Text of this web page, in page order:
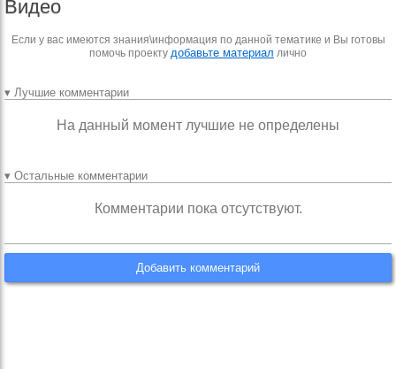
Видео
Если у вас имеются знания\информация по данной тематике и Вы готовы
помочь проекту добавьте материал лично
▾ Лучшие комментарии
На данный момент лучшие не определены
▾ Остальные комментарии
Комментарии пока отсутствуют.
Добавить комментарий